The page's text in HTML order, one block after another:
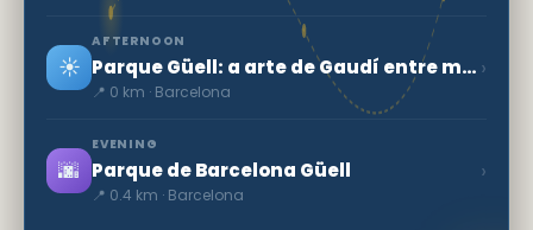
☀️
AFTERNOON
Parque Güell: a arte de Gaudí entre mosaicos e natureza
📍 0 km · Barcelona
›
🌆
EVENING
Parque de Barcelona Güell
📍 0.4 km · Barcelona
›